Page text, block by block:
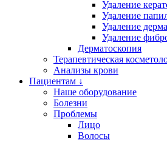
Удаление
Удаление
Удаление
Удаление
Дерматоскопия
Терапевтическая
Анализы крови
Пациентам ↓
Наше оборудование
Болезни
Проблемы
Лицо
Волосы